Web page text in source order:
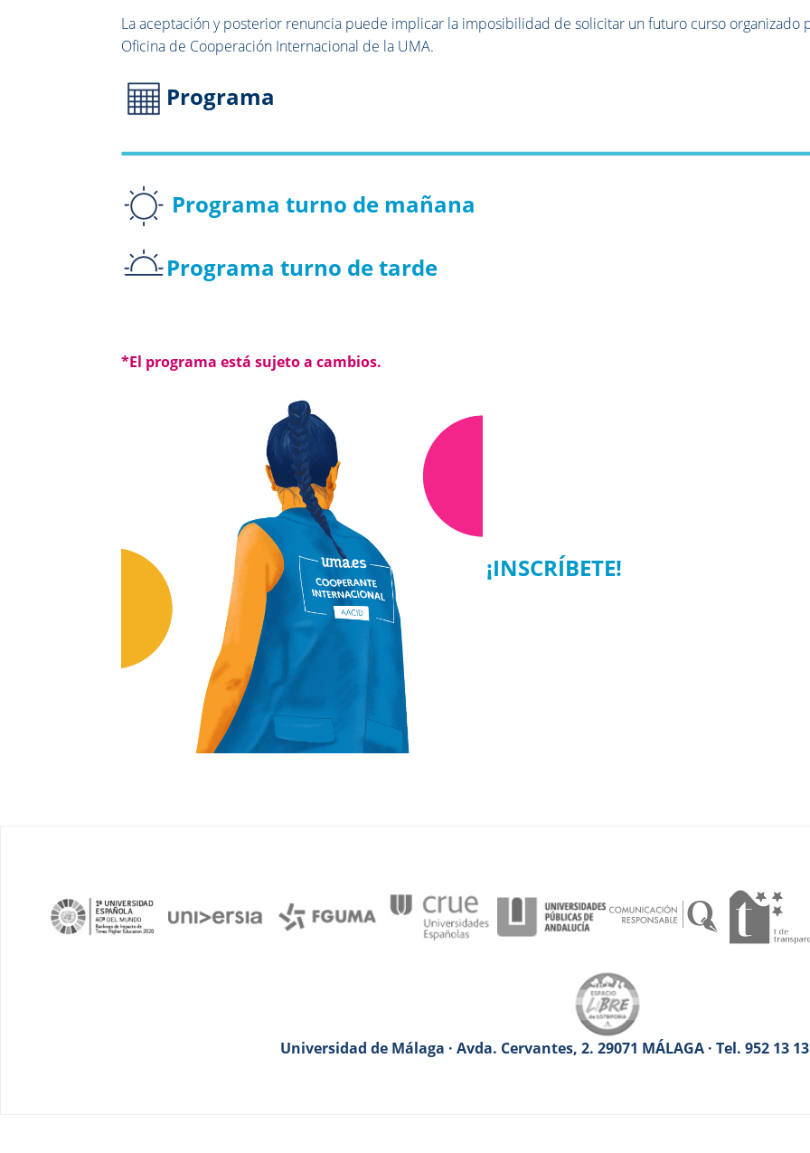
La aceptación y posterior renuncia puede implicar la imposibilidad de solicitar un futuro curso organizado
Oficina de Cooperación Internacional de la UMA.
Programa
Programa turno de mañana
Programa turno de tarde
*El programa está sujeto a cambios.
¡INSCRÍBETE!
Universidad de Málaga · Avda. Cervantes, 2. 29071 MÁLAGA · Tel. 952 13